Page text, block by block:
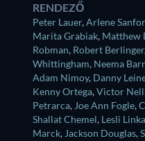
RENDEZŐ
Peter Lauer,Arlene
Marita Grabiak, Matthew
Robman, Robert Berlinger
Whittingham, Neema
Adam Nimoy, Danny
Kenny Ortega,Victor
Petrarca, Joe Ann Fogle,
Shallat Chemel, Lesli
Marck, Jackson Douglas,